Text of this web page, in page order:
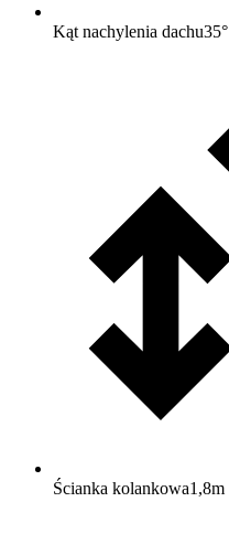
Kąt nachylenia dachu35°
Ścianka kolankowa1,8m